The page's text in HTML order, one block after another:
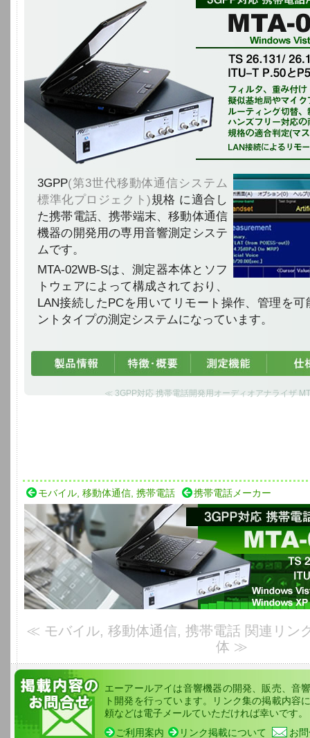
Windows Vista, Windows XP
TS 26.131/ 26.132 V5.0に準拠、ITU-T P.50とP501の試験信号
フィルタ、重み付け、擬似基地局やマイクアンプとのルーティング切替
定、規格の適合判定(マスクカーブ)
3GPP(第3世代移動体通信システム
標準化プロジェクト)規格 に適合し
た携帯電話、携帯端末、移動体通信
機器の開発用の専用音響測定システ
ムです。
MTA-02WB-Sは、測定器本体とソフ
トウェアによって構成されており、
LAN接続したPCを用いてリモート操作、管理を
ントタイプの測定システムになっています。
≪ 3GPP対応 携帯電話開発用オーディオアナライザ
モバイル, 移動体通信, 携帯電話
携帯電話メーカー
3GPP対応 携帯電話開発用音響測定シ
TS 26.131/ 26.132 V5.0に準拠、ITU-T P.50とP501の試験信号
≪ モバイル, 移動体通信, 携帯電話 関連リン
体 ≫
エーアールアイは音響機器の開発、販売、音
ト開発を行っています。リンク集の掲載内容
頼などは電子メールていただければ幸いです。
ご利用案内
リンク掲載について お